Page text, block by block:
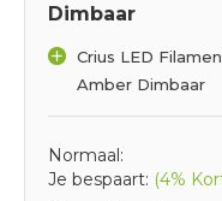
Dimbaar
Crius LED
Amber Dimbaar
Normaal:
Je bespaart: (4%